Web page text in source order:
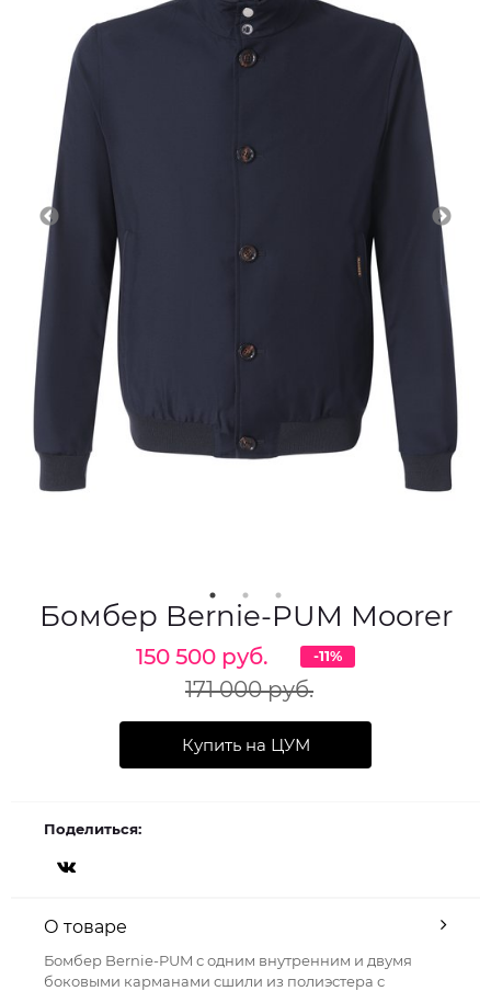
Бомбер Bernie-PUM Moorer
150 500 руб.
171 000 руб.
-11%
Купить на ЦУМ
Поделиться:
О товаре
Бомбер Bernie-PUM с одним внутренним и двумя
боковыми карманами сшили из полиэстера с